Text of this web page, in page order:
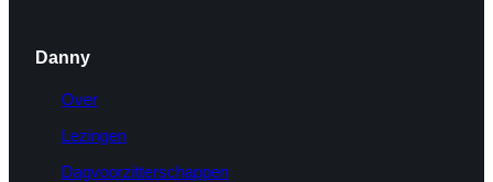
Danny
Over
Lezingen
Dagvoorzitterschappen